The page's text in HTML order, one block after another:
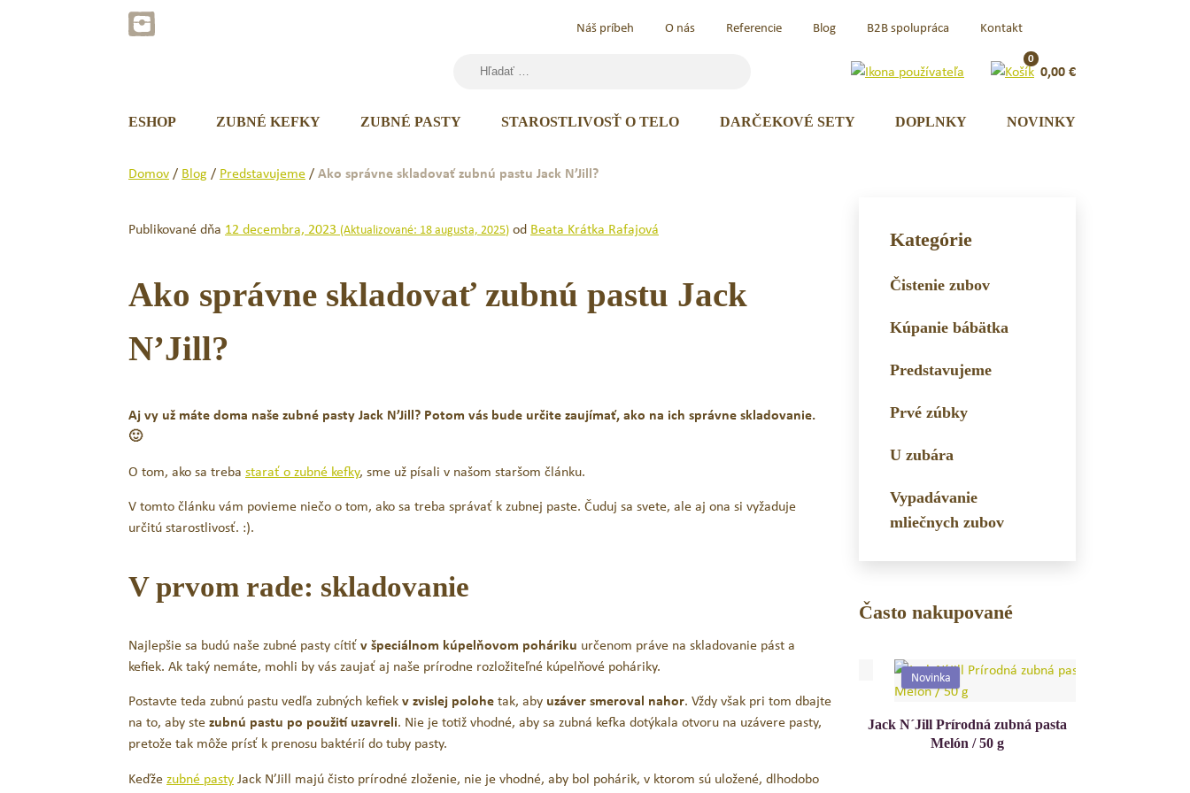
Náš príbeh O nás Referencie Blog B2B spolupráca Kontakt
Hľadať:
0
0,00€
ESHOP ZUBNÉ KEFKY ZUBNÉ PASTY STAROSTLIVOSŤ O TELO DARČEKOVÉ SETY DOPLNKY NOVINKY
Domov/ Blog / Predstavujeme/Ako správne skladovať zubnú pastu Jack N’Jill?
Publikované dňa 12 decembra, 2023 (Aktualizované: 18 augusta, 2025) od Beata Krátka Rafajová
Ako správne skladovať zubnú pastu Jack
N’Jill?
Aj vy už máte doma naše zubné pasty Jack N’Jill? Potom vás bude určite zaujímať, ako na ich správne skladovanie.
🙂
O tom, ako sa treba starať o zubné kefky, sme už písali v našom staršom článku.
V tomto článku vám povieme niečo o tom, ako sa treba správať k zubnej paste. Čuduj sa svete, ale aj ona si vyžaduje
určitú starostlivosť. :).
V prvom rade: skladovanie
Najlepšie sa budú naše zubné pasty cítiťv špeciálnom kúpelňovom poháriku určenom práve na skladovanie pást a
kefiek. Ak taký nemáte, mohli by vás zaujať aj naše prírodne rozložiteľné kúpelňové poháriky.
Postavte teda zubnú pastu vedľa zubných kefiekv zvislej polohetak, aby uzáver smeroval nahor. Vždy však pri tom dbajte
na to, aby stezubnú pastu po použití uzavreli. Nie je totiž vhodné, aby sa zubná kefka dotýkala otvoru na uzávere pasty,
pretože tak môže prísť k prenosu baktérií do tuby pasty.
Keďžezubné pastyJack N’Jill majú čisto prírodné zloženie, nie je vhodné, aby bol pohárik, v ktorom sú uložené, dlhodobo
Kategórie
Čistenie zubov
Kúpanie bábätka
Predstavujeme
Prvé zúbky
U zubára
Vypadávanie
mliečnych zubov
Často nakupované
Novinka
Jack N´Jill BIO detská zubná kefka
MIX_Koala & Zajko
Set na prvé zúbky
Jack N´Jill Prírodná zubná pasta
Novinka
Jack N´Jill Prírodná zubná pasta
Jablko / 50 g